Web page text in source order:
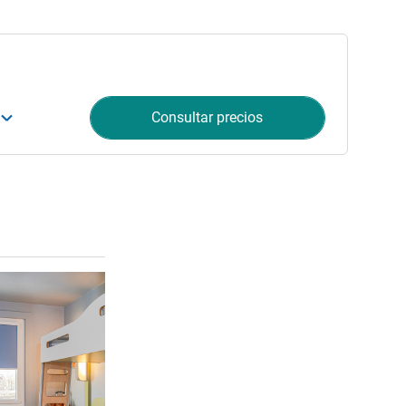
Consultar precios